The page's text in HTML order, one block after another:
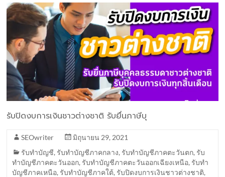
รับปิดงบการเงินชาวต่างชาติ รับยื่นภาษีบุ
SEOwriter
มิถุนายน 29, 2021
รับทำบัญชี, รับทำบัญชีภาคกลาง, รับทำบัญชีภาคตะวันตก, รับ
ทำบัญชีภาคตะวันออก, รับทำบัญชีภาคตะวันออกเฉียงเหนือ, รับทำ
บัญชีภาคเหนือ, รับทำบัญชีภาคใต้, รับปิดงบการเงินชาวต่างชาติ,